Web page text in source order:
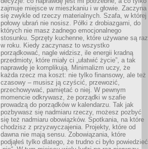
zajmuje miejsce w mieszkaniu i w głowie. Zaczyna
się zwykle od rzeczy materialnych. Szafa, w której
połowy ubrań nie nosisz. Półki z drobiazgami, do
których nie masz żadnego emocjonalnego
stosunku. Sprzęty kuchenne, które używane są raz
w roku. Kiedy zaczynasz to wszystko
porządkować, nagle widzisz, ile energii kradną
przedmioty, które miały ci „ułatwić życie”, a tak
naprawdę je komplikują. Minimalizm uczy, że
każda rzecz ma koszt: nie tylko finansowy, ale też
czasowy – musisz ją czyścić, przewozić,
przechowywać, pamiętać o niej. W pewnym
momencie odkrywasz, że porządki w szafie
prowadzą do porządków w kalendarzu. Tak jak
pozbywasz się nadmiaru rzeczy, możesz pozbyć
się też nadmiaru obowiązków. Spotkania, na które
chodzisz z przyzwyczajenia. Projekty, które od
dawna nie mają sensu. Zobowiązania, które
podjąłeś tylko dlatego, że trudno ci było powiedzieć